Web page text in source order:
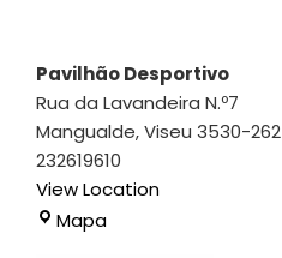
Pavilhão Desportivo
Rua da Lavandeira N.º7
Mangualde,Viseu 3530-262
232619610
View Location
MapaPavilhão